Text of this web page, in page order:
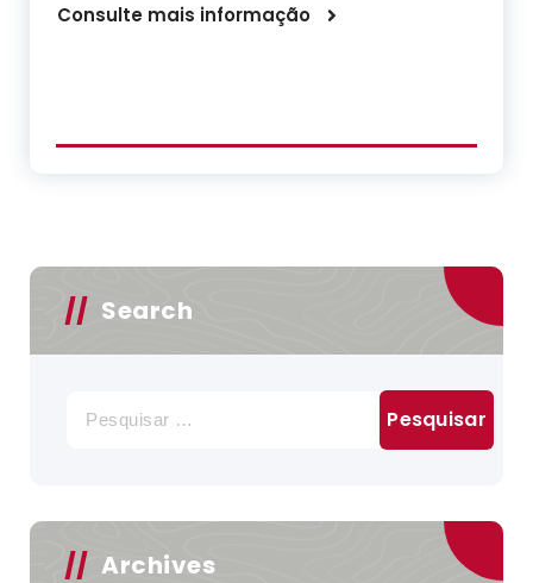
Consulte mais informação
Search
por:
Archives